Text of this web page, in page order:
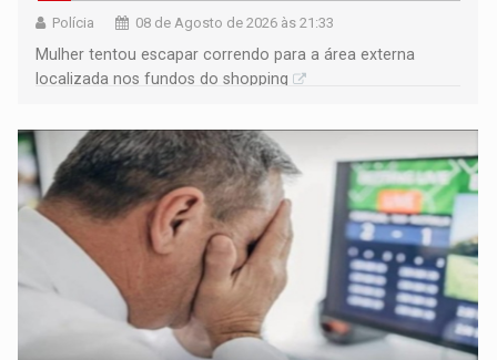
Polícia 08 de Agosto de 2026 às 21:33
Mulher tentou escapar correndo para a área externa
localizada nos fundos do shopping